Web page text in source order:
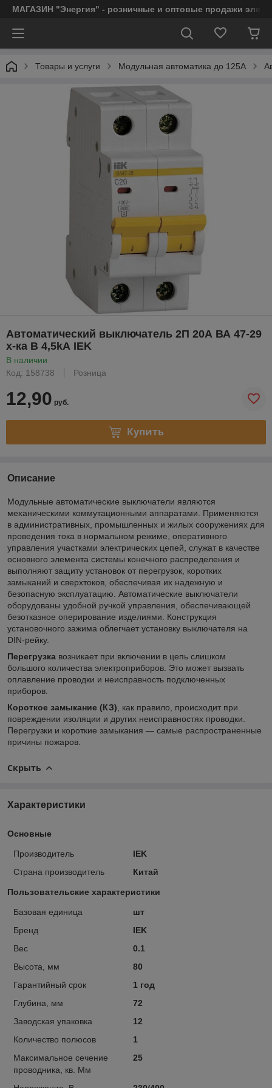
МАГАЗИН "Энергия" - розничные и оптовые продажи
Товары и услуги Модульная автоматика до 125А
Автоматический выключатель 2П 20А ВА 47-29
х-ка B 4,5kА IEK
В наличии
Код: 158738
Розница
12,90 руб.
Купить
Описание
Модульные автоматические выключатели являются
механическими коммутационными аппаратами. Применяются
в административных, промышленных и жилых сооружениях для
проведения тока в нормальном режиме, оперативного
управления участками электрических цепей, служат в качестве
основного элемента системы конечного распределения и
выполняют защиту установок от перегрузок, коротких
замыканий и сверхтоков, обеспечивая их надежную и
безопасную эксплуатацию. Автоматические выключатели
оборудованы удобной ручкой управления, обеспечивающей
безотказное оперирование изделиями. Конструкция
установочного зажима облегчает установку выключателя на
DIN-рейку.
Перегрузка возникает при включении в цепь слишком
большого количества электроприборов. Это может вызвать
оплавление проводки и неисправность подключенных
приборов.
Короткое замыкание (КЗ) , как правило, происходит при
повреждении изоляции и других неисправностях проводки.
Перегрузки и короткие замыкания — самые распространенные
причины пожаров.
Скрыть
Характеристики
Основные
Производитель
IEK
Страна производитель
Китай
Пользовательские характеристики
Базовая единица
шт
Бренд
IEK
Вес
0.1
Высота, мм
80
Гарантийный срок
1 год
Глубина, мм
72
Заводская упаковка
12
Количество полюсов
1
Максимальное сечение
проводника, кв. Мм
25